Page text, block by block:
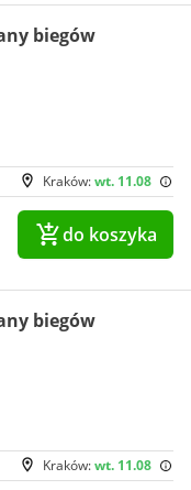
biegów
Kraków:wt. 11.08
do koszyka
biegów
Kraków:wt. 11.08